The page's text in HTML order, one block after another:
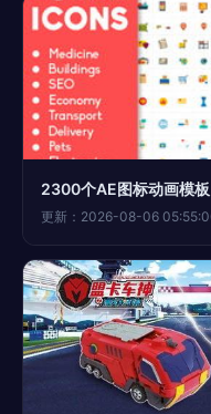
更新：2026-08-06